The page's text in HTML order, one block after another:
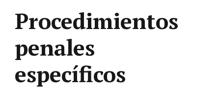
Procedimientos
penales
específicos